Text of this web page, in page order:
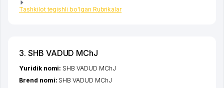
Tashkilot tegishli bo'lgan Rubrikalar
3. SHB VADUD MChJ
Yuridik nomi: SHB VADUD MChJ
Brend nomi: SHB VADUD MChJ